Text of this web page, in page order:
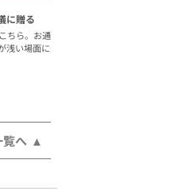
に贈る
ちら。お通夜やご葬儀など、お亡
浅い場面に最適です。
へ